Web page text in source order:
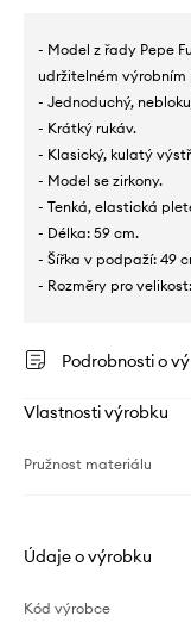
- Model z řady Pepe
udržitelném výrobním
- Jednoduchý,
- Krátký rukáv.
- Klasický, kulatý
- Model se zirkony.
- Tenká, elastická
- Délka: 59 cm.
- Šířka v podpaží: 49
- Rozměry pro
Podrobnosti o
Vlastnosti výrobku
Pružnost materiálu
Údaje o výrobku
Kód výrobce